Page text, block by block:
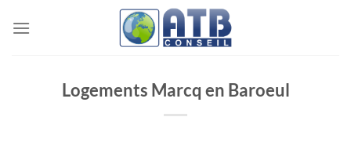
Logements Marcq en Baroeul